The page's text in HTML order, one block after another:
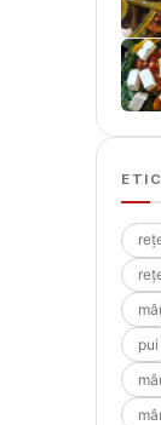
pui